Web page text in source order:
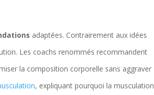
adaptées. Contrairement aux idées
Les coachs renommés recommandent
la composition corporelle sans aggraver
, expliquant pourquoi la musculation